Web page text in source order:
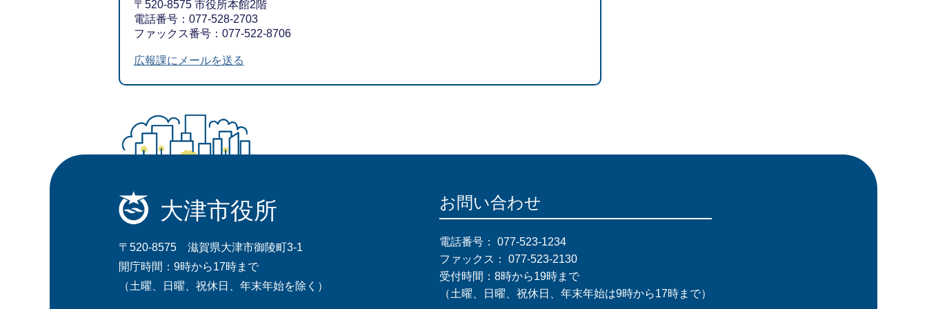
〒520-8575 市役所本館2階
電話番号：077-528-2703
ファックス番号：077-522-8706
広報課にメールを送る
大津市役所
〒520-8575 滋賀県大津市御陵町3-1
開庁時間：9時から17時まで
（土曜、日曜、祝休日、年末年始を除く）
お問い合わせ
電話番号： 077-523-1234
ファックス： 077-523-2130
受付時間：8時から19時まで
（土曜、日曜、祝休日、年末年始は9時から17時まで）